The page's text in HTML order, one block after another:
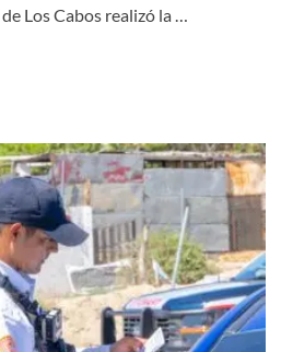
Los Cabos realizó la …